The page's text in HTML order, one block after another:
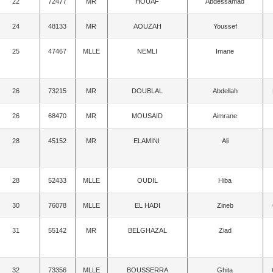
24 48133 MR AOUZAH Youssef
25 47467 MLLE NEMLI Imane
26 73215 MR DOUBLAL Abdellah
26 68470 MR MOUSAID Aimrane
28 45152 MR ELAMINI Ali
28 52433 MLLE OUDIL Hiba
30 76078 MLLE EL HADI Zineb
31 55142 MR BELGHAZAL Ziad
32 73356 MLLE BOUSSERRA Ghita